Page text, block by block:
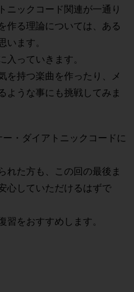
ニックコード関連が一通り
作る理論については、ある
ます。
っていきます。
を持つ楽曲を作ったり、メ
ような事にも挑戦してみま
・ダイアトニックコードに
れた方も、この回の最後ま
心していただけるはずで
をおすすめします。